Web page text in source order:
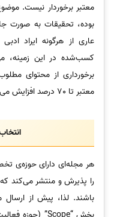
معتبر برخوردار نیست.
بوده، تحقیقات به صورت
عاری از هرگونه ایراد
کسب‌شده در این زمینه،
برخورداری از محتوای
معتبر تا 70 درصد افزایش می‌یابد.
هر مجله‌ای دارای حوزه‌ی
را پذیرش و منتشر می‌کند
باشند. لذا، پیش از